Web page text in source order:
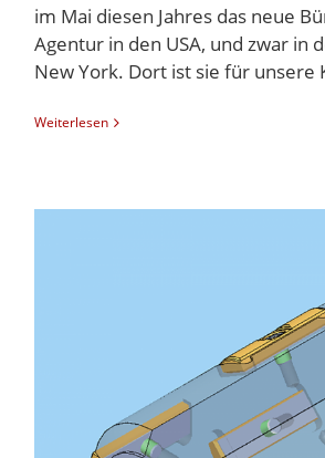
im Mai diesen Jahres das neue
Agentur in den USA, und zwar in
New York. Dort ist sie für unsere
Weiterlesen